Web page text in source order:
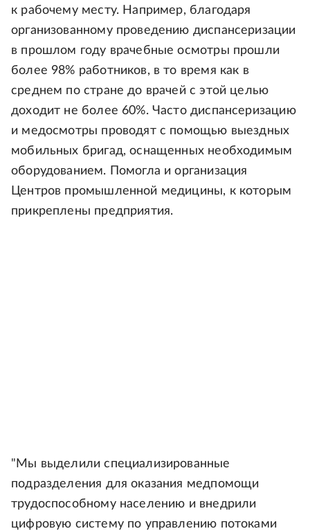
к рабочему месту. Например, благодаря
организованному проведению диспансеризации
в прошлом году врачебные осмотры прошли
более 98% работников, в то время как в
среднем по стране до врачей с этой целью
доходит не более 60%. Часто диспансеризацию
и медосмотры проводят с помощью выездных
мобильных бригад, оснащенных необходимым
оборудованием. Помогла и организация
Центров промышленной медицины, к которым
прикреплены предприятия.
"Мы выделили специализированные
подразделения для оказания медпомощи
трудоспособному населению и внедрили
цифровую систему по управлению потоками